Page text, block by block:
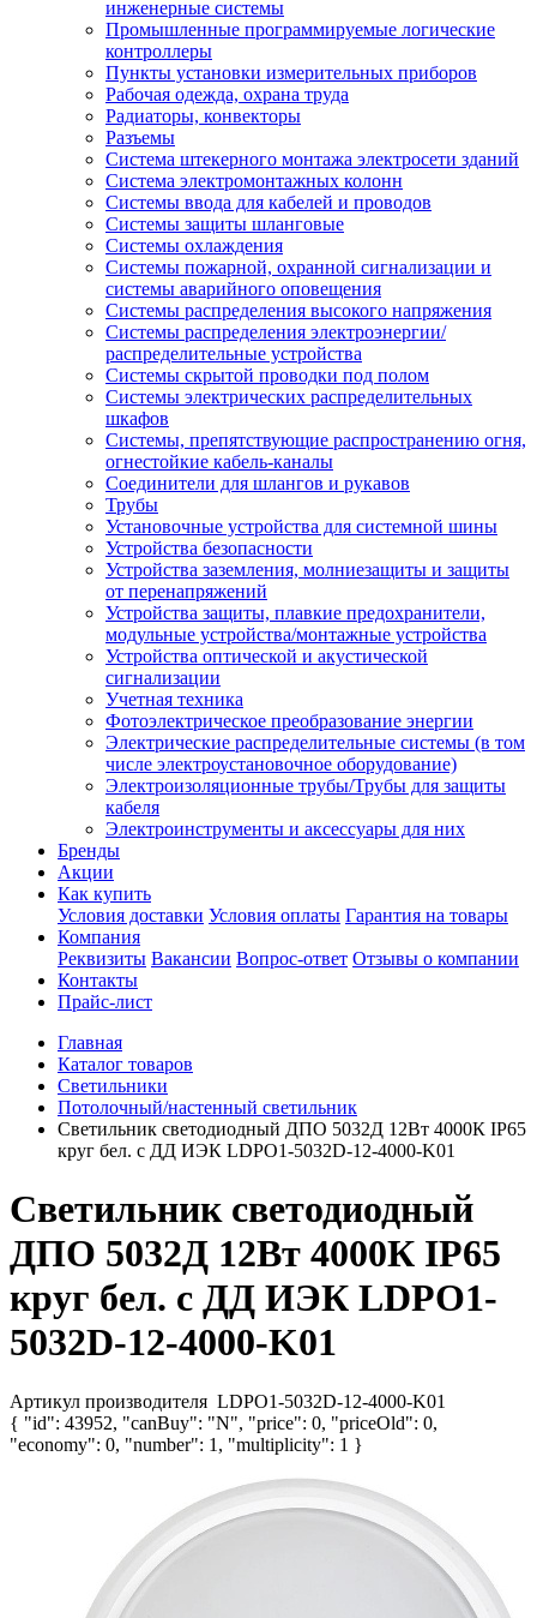
инженерные системы
Промышленные программируемые логические
контроллеры
Пункты установки измерительных приборов
Рабочая одежда, охрана труда
Радиаторы, конвекторы
Разъемы
Система штекерного монтажа электросети зданий
Система электромонтажных колонн
Системы ввода для кабелей и проводов
Системы защиты шланговые
Системы охлаждения
Системы пожарной, охранной сигнализации и
системы аварийного оповещения
Системы распределения высокого напряжения
Системы распределения электроэнергии/
распределительные устройства
Системы скрытой проводки под полом
Системы электрических распределительных
шкафов
Системы, препятствующие распространению огня,
огнестойкие кабель-каналы
Соединители для шлангов и рукавов
Трубы
Установочные устройства для системной шины
Устройства безопасности
Устройства заземления, молниезащиты и защиты
от перенапряжений
Устройства защиты, плавкие предохранители,
модульные устройства/монтажные устройства
Устройства оптической и акустической
сигнализации
Учетная техника
Фотоэлектрическое преобразование энергии
Электрические распределительные системы (в том
числе электроустановочное оборудование)
Электроизоляционные трубы/Трубы для защиты
кабеля
Электроинструменты и аксессуары для них
Бренды
Акции
Как купить
Условия доставки Условия оплаты Гарантия на товары
Компания
Реквизиты Вакансии Вопрос-ответ Отзывы о компании
Контакты
Прайс-лист
Главная
Каталог товаров
Светильники
Потолочный/настенный светильник
Светильник светодиодный ДПО 5032Д 12Вт 4000К IP65
круг бел. с ДД ИЭК LDPO1-5032D-12-4000-K01
Светильник светодиодный
ДПО 5032Д 12Вт 4000К IP65
круг бел. с ДД ИЭК LDPO1-
5032D-12-4000-K01
Артикул производителя LDPO1-5032D-12-4000-K01
{ "id": 43952, "canBuy": "N", "price": 0, "priceOld": 0,
"economy": 0, "number": 1, "multiplicity": 1 }